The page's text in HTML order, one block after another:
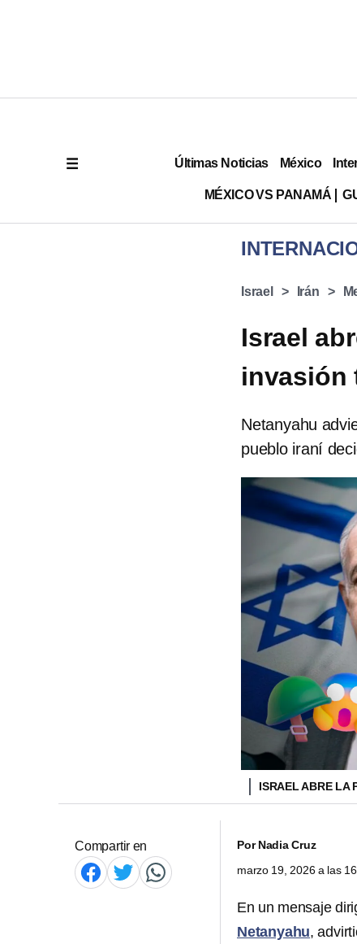
Últimas Noticias México
MÉXICO VS PANAMÁ
Israel Irán
Israel
invasión
Netanyahu
pueblo iraní
ISRAEL ABRE LA
Compartir en PorNadia Cruz
marzo 19, 2026 a las
En un mensaje
Netanyahu,